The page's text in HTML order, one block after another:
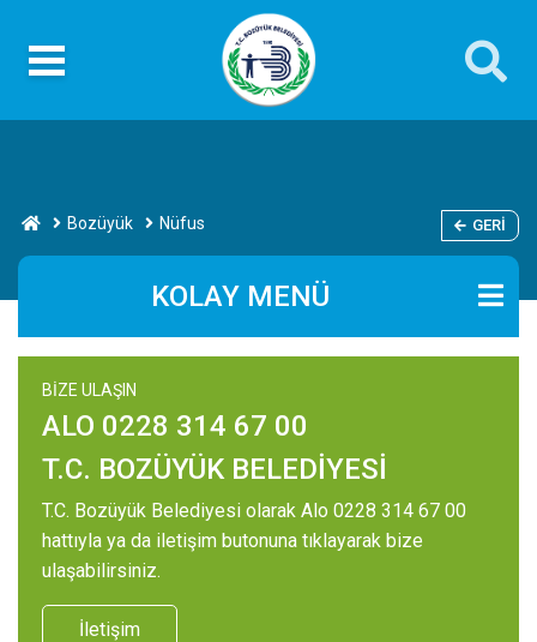
Bozüyük Nüfus GERI
KOLAY MENÜ
BİZE ULAŞIN
ALO 0228 314 67 00
T.C. BOZÜYÜK BELEDİYESİ
T.C. Bozüyük Belediyesi olarak Alo 0228 314 67 00
hattıyla ya da iletişim butonuna tıklayarak bize
ulaşabilirsiniz.
İletişim